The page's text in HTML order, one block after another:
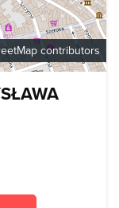
contributors